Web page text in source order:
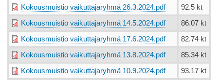
Kokousmuistio vaikuttajaryhmä 26.3.2024.pdf 92.5 kt
Kokousmuistio vaikuttajaryhmä 14.5.2024.pdf 86.07 kt
Kokousmuistio vaikuttajaryhmä 17.6.2024.pdf 82.74 kt
Kokousmuistio vaikuttajaryhmä 13.8.2024.pdf 85.34 kt
Kokousmuistio vaikuttajaryhmä 10.9.2024.pdf 93.17 kt